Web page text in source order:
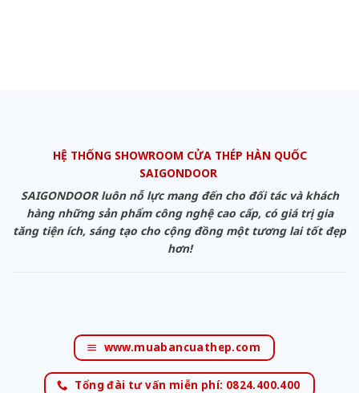
HỆ THỐNG SHOWROOM CỬA THÉP HÀN QUỐC
SAIGONDOOR
SAIGONDOOR luôn nỗ lực mang đến cho đối tác và khách
hàng những sản phẩm công nghệ cao cấp, có giá trị gia
tăng tiện ích, sáng tạo cho cộng đồng một tương lai tốt đẹp
hơn!
www.muabancuathep.com
Tổng đài tư vấn miễn phí: 0824.400.400